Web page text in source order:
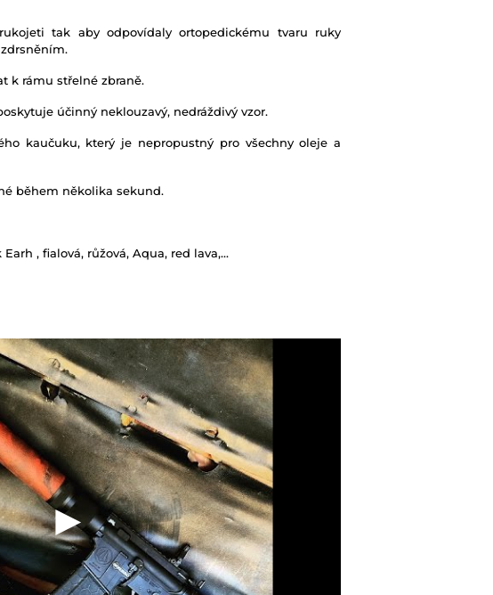
tak aby odpovídaly ortopedickému tvaru ruky
k rámu střelné zbraně.
účinný neklouzavý, nedráždivý vzor.
kaučuku, který je nepropustný pro všechny oleje a
během několika sekund.
, fialová, růžová, Aqua, red lava,...